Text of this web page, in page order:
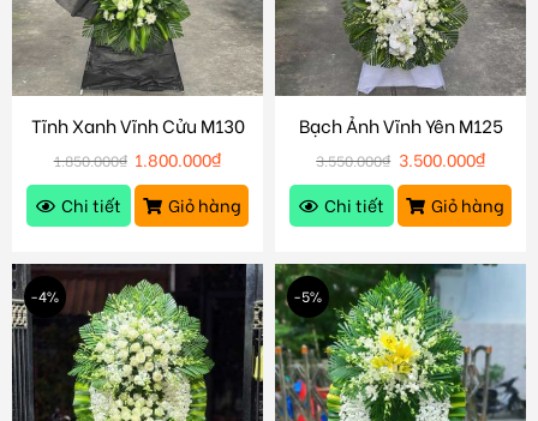
Tĩnh Xanh Vĩnh Cửu M130
1.850.000₫ 1.800.000₫
Chi tiết
Giỏ hàng
Bạch Ảnh Vĩnh Yên M125
3.550.000₫ 3.500.000₫
Chi tiết
Giỏ hàng
-4% -5%